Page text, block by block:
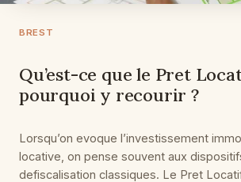
BREST
Qu’est-ce que le Pret
pourquoi y recourir ?
Lorsqu’on evoque l’investissement
locative, on pense souvent aux
defiscalisation classiques. Le Pret